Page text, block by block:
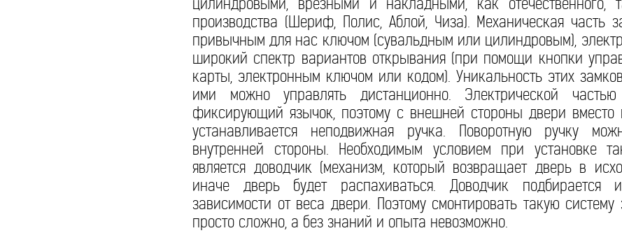
цилиндровыми, врезными и накладными, как отечественного,
производства (Шериф, Полис, Аблой, Чиза). Механическая часть
привычным для нас ключом (сувальдным или цилиндровым),
широкий спектр вариантов открывания (при помощи кнопки
карты, электронным ключом или кодом). Уникальность этих
ими можно управлять дистанционно. Электрической
фиксирующий язычок, поэтому с внешней стороны двери вместо
устанавливается неподвижная ручка. Поворотную ручку
внутренней стороны. Необходимым условием при установке
является доводчик (механизм, который возвращает дверь в
иначе дверь будет распахиваться. Доводчик подбирается
зависимости от веса двери. Поэтому смонтировать такую
просто сложно, а без знаний и опыта невозможно.